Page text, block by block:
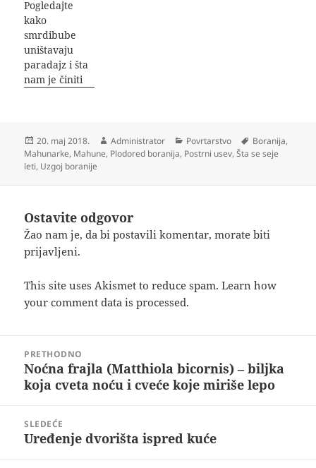
Pogledajte
kako
smrdibube
uništavaju
paradajz i šta
nam je činiti
Objavljeno
20. maj 2018. Autor
Administrator Kategorije
Povrtarstvo Oznake
Boranija,
Mahunarke, Mahune, Plodored boranija, Postrni usev,Šta se seje
leti, Uzgoj boranije
Ostavite odgovor
Žao nam je, da bi postavili komentar, moratebiti
prijavljeni.
This site uses Akismet to reduce spam.Learn how
your comment data is processed.
člankaPRETHODNO
Prethodni
članak:
Noćna frajla (Matthiola bicornis) – biljka
koja cveta noću i cveće koje miriše lepo
SLEDEĆE
Sledeći
Uređenje dvorišta ispred kuće